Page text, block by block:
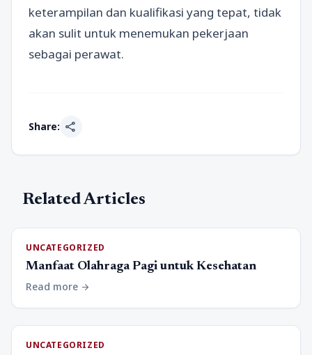
keterampilan dan kualifikasi yang tepat, tidak
akan sulit untuk menemukan pekerjaan
sebagai perawat.
Share: share
Related Articles
UNCATEGORIZED
Manfaat Olahraga Pagi untuk Kesehatan
Read more arrow_forward
UNCATEGORIZED